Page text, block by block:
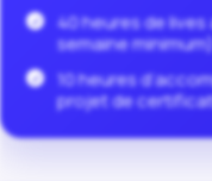
40 heures de
semaine minimum)
10 heures
projet de